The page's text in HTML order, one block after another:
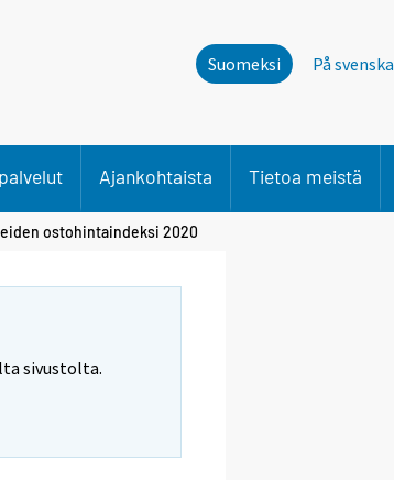
Suomeksi På svenska
Ajankohtaista Tietoa meistä
ostohintaindeksi 2020
sivustolta.